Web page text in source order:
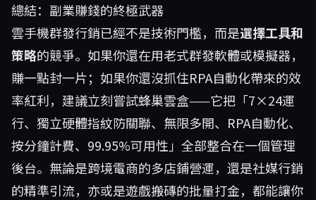
總結：副業賺錢的終極武器
雲手機群發行銷已經不是技術門檻，而是選擇工具和
策略的競爭。如果你還在用老式群發軟體或模擬器，
賺一點封一片；如果你還沒抓住RPA自動化帶來的效
率紅利，建議立刻嘗試蜂巢雲盒——它把「7×24運
行、獨立硬體指紋防關聯、無限多開、RPA自動化、
按分鐘計費、99.95%可用性」全部整合在一個管理
後台。無論是跨境電商的多店鋪營運，還是社媒行銷
的精準引流，亦或是遊戲搬磚的批量打金，都能讓你